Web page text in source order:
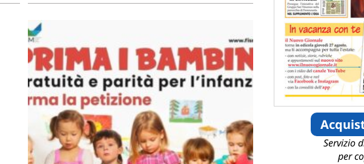
Servizio
per